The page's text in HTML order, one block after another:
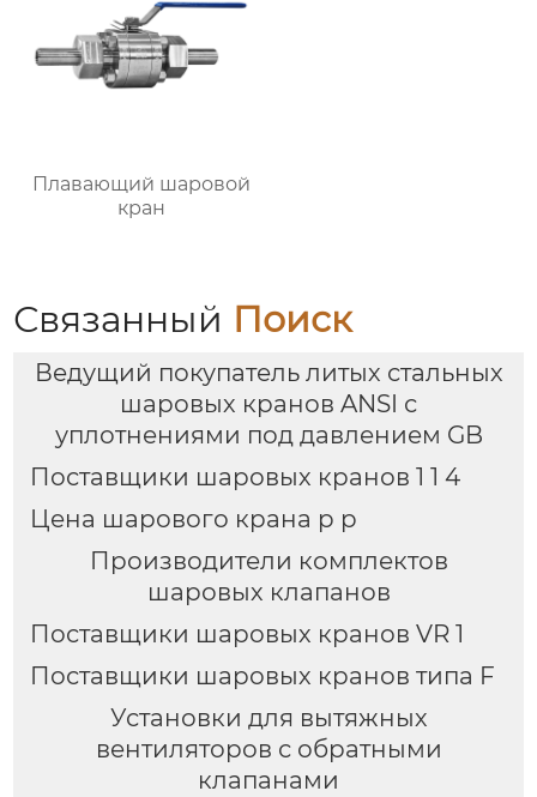
Плавающий шаровой
кран
Связанный Поиск
Ведущий покупатель литых стальных
шаровых кранов ANSI с
уплотнениями под давлением GB
Поставщики шаровых кранов 1 1 4
Цена шарового крана p p
Производители комплектов
шаровых клапанов
Поставщики шаровых кранов VR 1
Поставщики шаровых кранов типа F
Установки для вытяжных
вентиляторов с обратными
клапанами